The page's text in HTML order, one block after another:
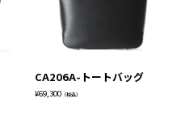
CA206A-トートバッグ
¥69,300（税込）